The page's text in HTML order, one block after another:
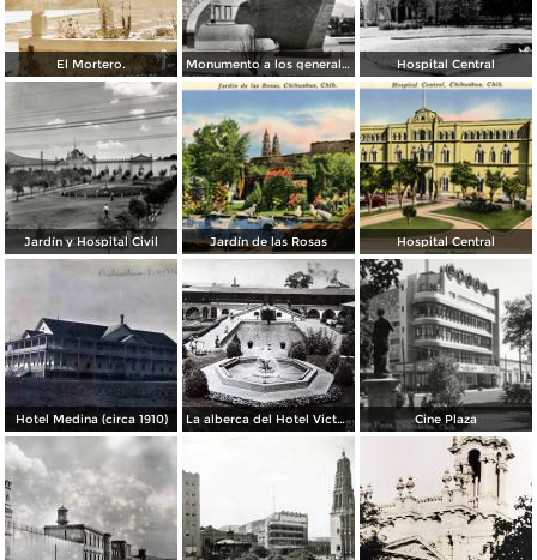
El Mortero. Monumento a los generales de la División del Norte Hospital Central
Jardín y Hospital Civil Jardín de las Rosas Hospital Central
Hotel Medina (circa 1910) La alberca del Hotel Victoria. Cine Plaza